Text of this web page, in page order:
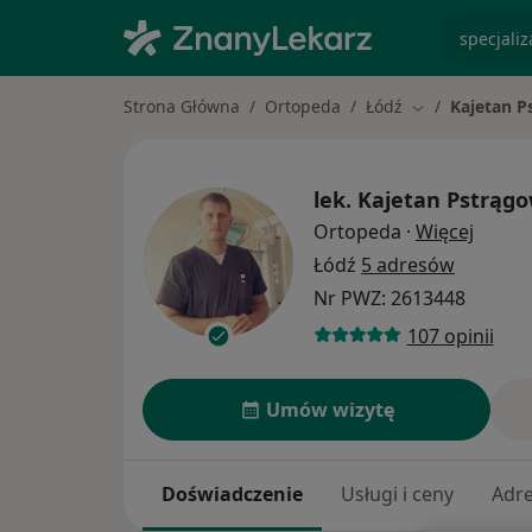
Strona Główna Ortopeda Łódź Zmień miasto
Kajetan
lek. Kajetan
Ortopeda · Więcej
Łódź 5 adresów
Nr PWZ: 2613448
107 opinii
Umów wizytę
Doświadczenie Usługi i ceny